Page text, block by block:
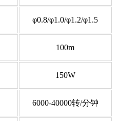
φ0.8/φ1.0/φ1.2/φ1.5
100m
150W
6000-40000转/分钟